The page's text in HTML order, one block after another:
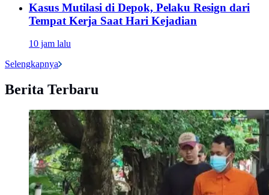
Kasus Mutilasi di Depok, Pelaku Resign dari
Tempat Kerja Saat Hari Kejadian
10 jam lalu
Selengkapnya
Berita Terbaru